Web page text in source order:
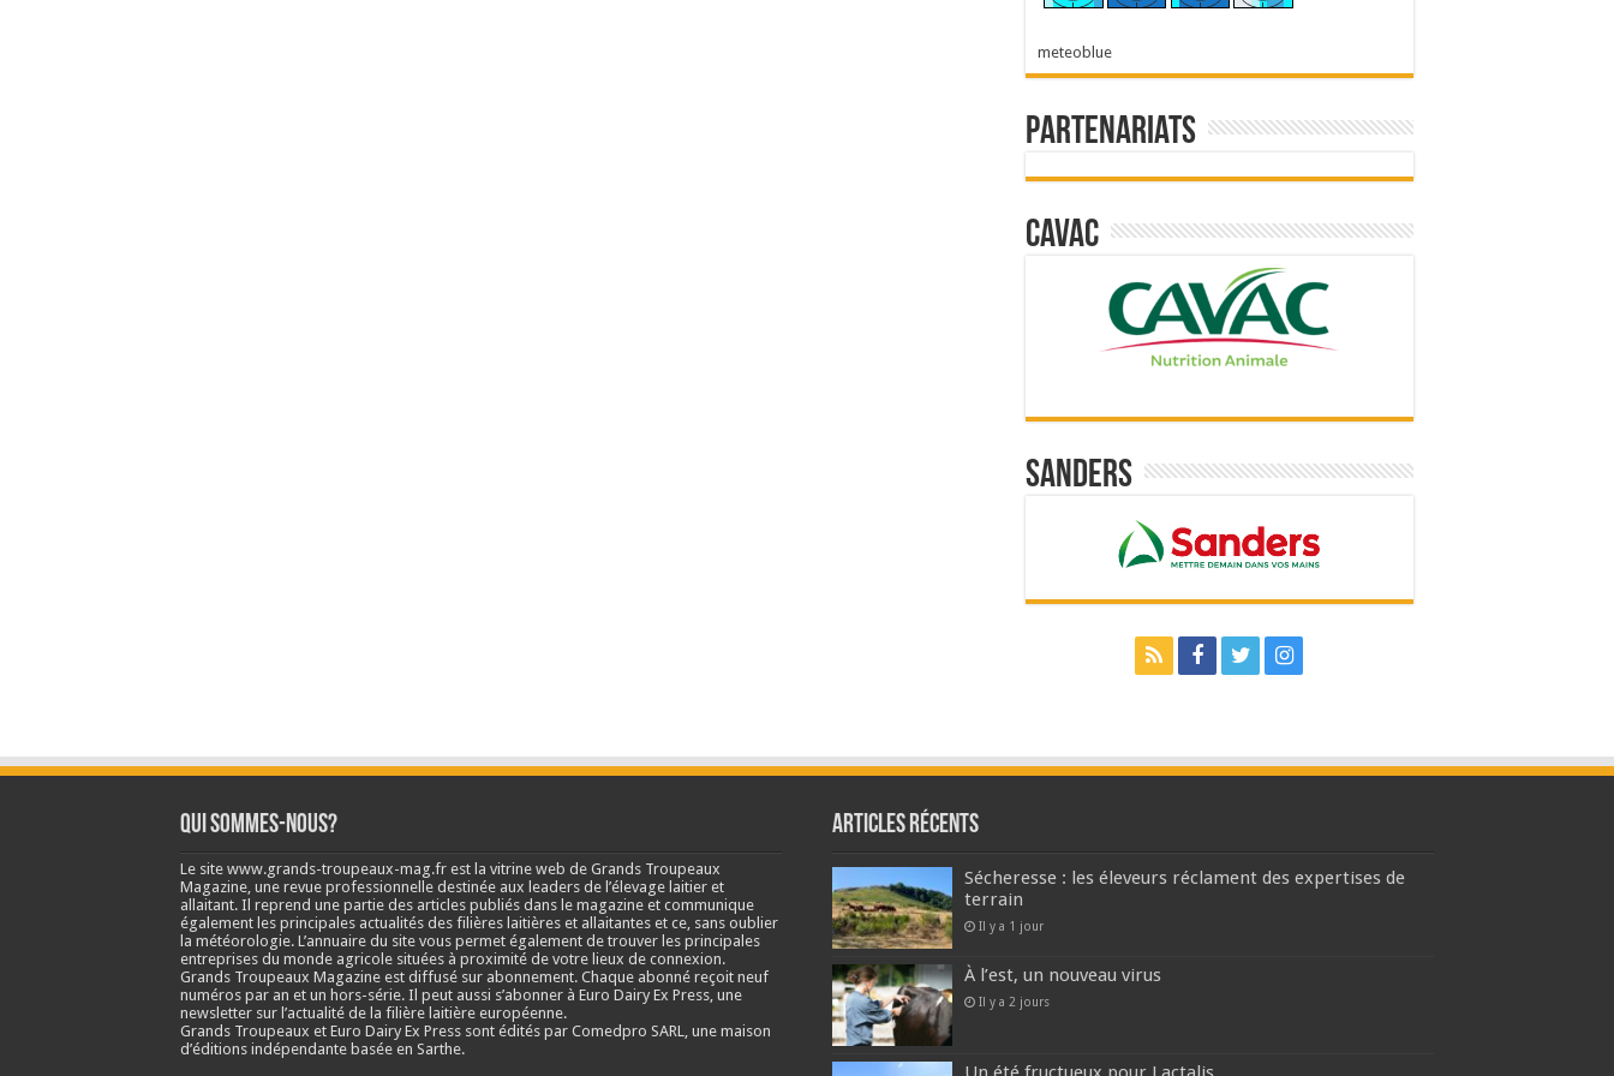
meteoblue
Partenariats
Cavac
Sanders
Qui sommes-nous?
Le site www.grands-troupeaux-mag.fr est la vitrine web de Grands Troupeaux
Magazine, une revue professionnelle destinée aux leaders de l’élevage laitier et
allaitant. Il reprend une partie des articles publiés dans le magazine et communique
également les principales actualités des filières laitières et allaitantes et ce, sans oublier
la météorologie. L’annuaire du site vous permet également de trouver les principales
entreprises du monde agricole situées à proximité de votre lieux de connexion.
Grands Troupeaux Magazine est diffusé sur abonnement. Chaque abonné reçoit neuf
numéros par an et un hors-série. Il peut aussi s’abonner à Euro Dairy Ex Press, une
newsletter sur l’actualité de la filière laitière européenne.
Grands Troupeaux et Euro Dairy Ex Press sont édités par Comedpro SARL, une maison
d’éditions indépendante basée en Sarthe.
Articles récents
Sécheresse : les éleveurs réclament des expertises de
terrain
Il y a 1 jour
À l’est, un nouveau virus
Il y a 2 jours